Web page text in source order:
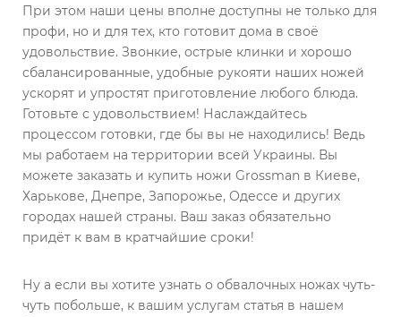
При этом наши цены вполне доступны не только для
профи, но и для тех, кто готовит дома в своё
удовольствие. Звонкие, острые клинки и хорошо
сбалансированные, удобные рукояти наших ножей
ускорят и упростят приготовление любого блюда.
Готовьте с удовольствием! Наслаждайтесь
процессом готовки, где бы вы не находились! Ведь
мы работаем на территории всей Украины. Вы
можете заказать и купить ножи Grossman в Киеве,
Харькове, Днепре, Запорожье, Одессе и других
городах нашей страны. Ваш заказ обязательно
придёт к вам в кратчайшие сроки!
Ну а если вы хотите узнать о обвалочных ножах чуть-
чуть побольше, к вашим услугам статья в нашем